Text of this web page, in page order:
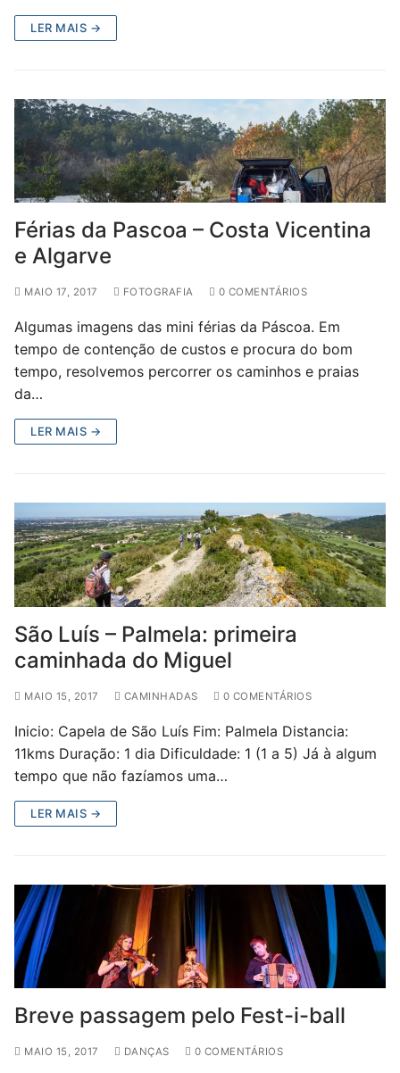
LER MAIS →
Férias da Pascoa – Costa Vicentina
e Algarve
MAIO 17, 2017 FOTOGRAFIA 0 COMENTÁRIOS
Algumas imagens das mini férias da Páscoa. Em
tempo de contenção de custos e procura do bom
tempo, resolvemos percorrer os caminhos e praias
da…
LER MAIS →
São Luís – Palmela: primeira
caminhada do Miguel
MAIO 15, 2017 CAMINHADAS 0 COMENTÁRIOS
Inicio: Capela de São Luís Fim: Palmela Distancia:
11kms Duração: 1 dia Dificuldade: 1 (1 a 5) Já à algum
tempo que não fazíamos uma…
LER MAIS →
Breve passagem pelo Fest-i-ball
MAIO 15, 2017 DANÇAS 0 COMENTÁRIOS